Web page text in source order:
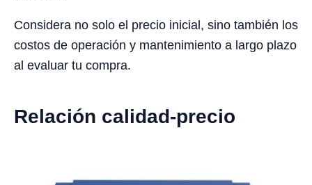
Considera no solo el precio inicial, sino también los
costos de operación y mantenimiento a largo plazo
al evaluar tu compra.
Relación calidad-precio